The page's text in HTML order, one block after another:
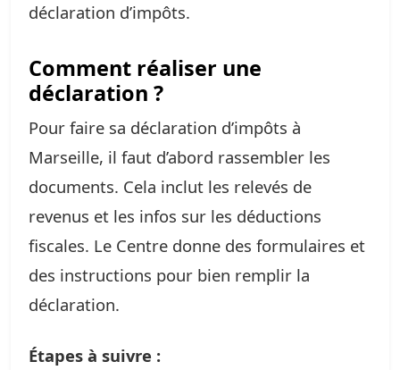
déclaration d’impôts.
Comment réaliser une
déclaration ?
Pour faire sa déclaration d’impôts à
Marseille, il faut d’abord rassembler les
documents. Cela inclut les relevés de
revenus et les infos sur les déductions
fiscales. Le Centre donne des formulaires et
des instructions pour bien remplir la
déclaration.
Étapes à suivre :